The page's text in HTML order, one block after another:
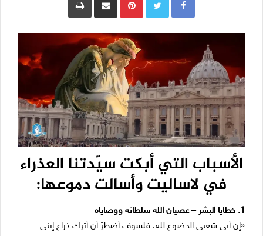
الأسباب التي أبكت سيّدتنا العذراء
في لاساليت وأسالت دموعها:
1. خطايا البشر – عصيان الله سلطانه ووصاياه
«إن أبى شعبي الخضوع لله، فلسوف أضطرّ أن أترك ذِراع إبني